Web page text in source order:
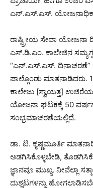
ಎನ್.ಎಸ್.ಎಸ್.
ರಾಷ್ಟ್ರೀಯ ಸೇವಾ
ಎಸ್.ಡಿ.ಎಂ. ಕಾಲೇಜಿನ
“ಎನ್.ಎಸ್.ಎಸ್. ದಿನಾಚರಣೆ”
ಪಾಲ್ಗೊಂಡು ಮಾತನಾಡಿದರು.
ಕಾಲೇಜು [ಸ್ವಾಯತ್ತ]
ಯೋಜನಾ ಘಟಕಕ್ಕೆ 50
ಸಂಭ್ರಮಾಚರಣೆಯಲ್ಲಿದೆ.
ಡಾ. ಟಿ. ಕೃಷ್ಣಮೂರ್ತಿ
ಅಡಗಿಸಿಕೊಳ್ಳಬೇಡಿ,
ಜ್ಞಾನವೂ ಮುಖ್ಯ. ನೀವೆಲ್ಲಾ
ದುಶ್ಚಟಗಳನ್ನು